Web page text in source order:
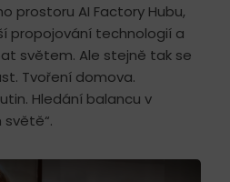
prostoru AI Factory Hubu,
propojování technologií a
světem. Ale stejně tak se
Tvoření domova.
Hledání balancu v